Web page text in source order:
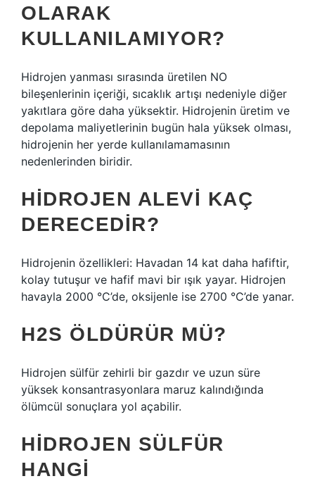
OLARAK
KULLANILAMIYOR?
Hidrojen yanması sırasında üretilen NO
bileşenlerinin içeriği, sıcaklık artışı nedeniyle diğer
yakıtlara göre daha yüksektir. Hidrojenin üretim ve
depolama maliyetlerinin bugün hala yüksek olması,
hidrojenin her yerde kullanılamamasının
nedenlerinden biridir.
HIDROJEN ALEVI KAÇ
DERECEDIR?
Hidrojenin özellikleri: Havadan 14 kat daha hafiftir,
kolay tutuşur ve hafif mavi bir ışık yayar. Hidrojen
havayla 2000 °C’de, oksijenle ise 2700 °C’de yanar.
H2S ÖLDÜRÜR MÜ?
Hidrojen sülfür zehirli bir gazdır ve uzun süre
yüksek konsantrasyonlara maruz kalındığında
ölümcül sonuçlara yol açabilir.
HIDROJEN SÜLFÜR
HANGI